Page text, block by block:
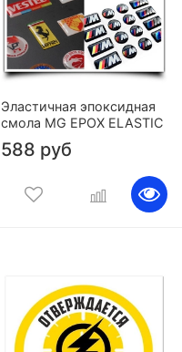
Эластичная эпоксидная
смола MG EPOX ELASTIC
588 руб